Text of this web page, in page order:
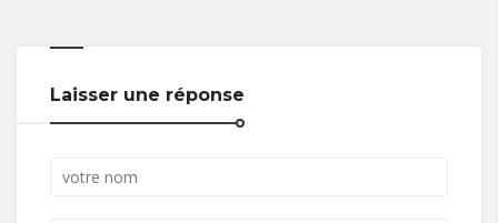
Laisser une réponse